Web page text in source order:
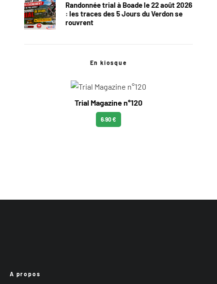
Randonnée trial à Boade le 22 août 2026
: les traces des 5 Jours du Verdon se
rouvrent
En kiosque
Trial Magazine n°120
6.90 €
A propos